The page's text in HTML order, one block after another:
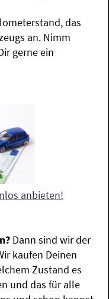
das
an. Nimm
gerne ein
anbieten!
Dann sind wir der
kaufen Deinen
Zustand es
und das für alle